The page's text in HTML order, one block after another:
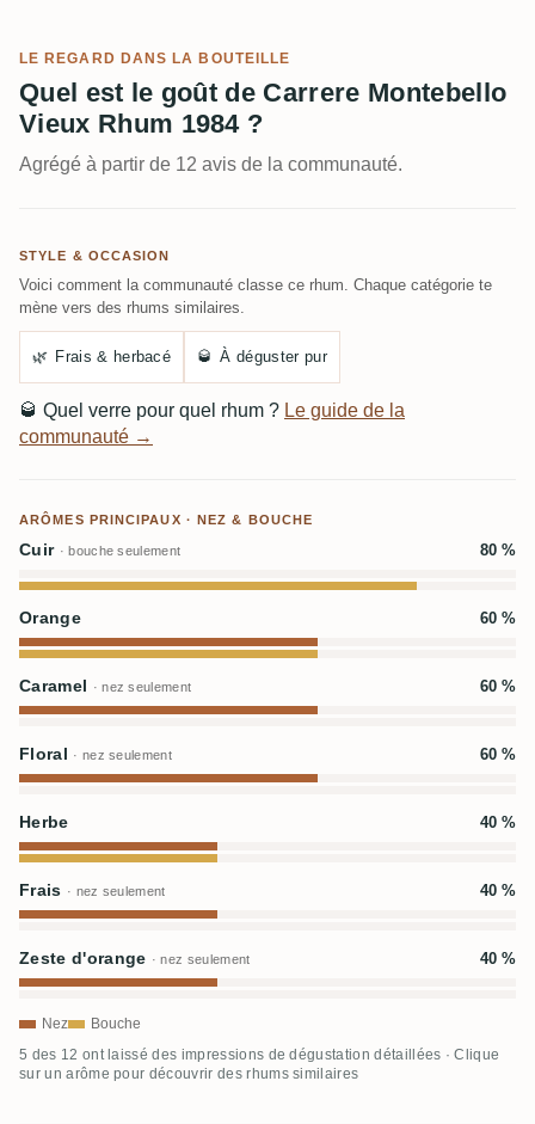
LE REGARD DANS LA BOUTEILLE
Quel est le goût de Carrere Montebello
Vieux Rhum 1984 ?
Agrégé à partir de 12 avis de la communauté.
STYLE & OCCASION
Voici comment la communauté classe ce rhum. Chaque catégorie te
mène vers des rhums similaires.
🌿 Frais & herbacé 🥃 À déguster pur
🥃 Quel verre pour quel rhum ? Le guide de la
communauté →
ARÔMES PRINCIPAUX · NEZ & BOUCHE
Cuir · bouche seulement 80 %
Orange 60 %
Caramel · nez seulement 60 %
Floral · nez seulement 60 %
Herbe 40 %
Frais · nez seulement 40 %
Zeste d'orange · nez seulement 40 %
Nez Bouche
5 des 12 ont laissé des impressions de dégustation détaillées · Clique
sur un arôme pour découvrir des rhums similaires